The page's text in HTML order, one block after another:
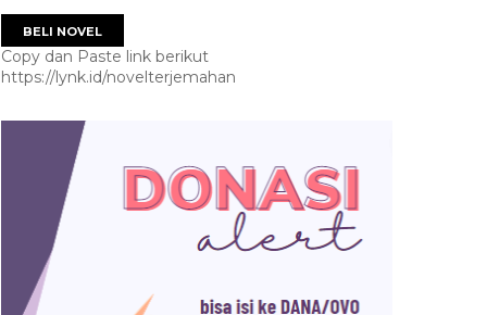
BELI NOVEL
Copy dan Paste link berikut
https://lynk.id/novelterjemahan